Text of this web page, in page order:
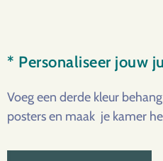
* Personaliseer jouw
Voeg een derde kleur
posters en maak je kamer